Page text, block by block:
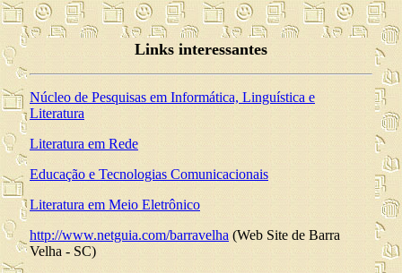
Links interessantes
Núcleo de Pesquisas em Informática, Linguística e
Literatura
Literatura em Rede
Educação e Tecnologias Comunicacionais
Literatura em Meio Eletrônico
http://www.netguia.com/barravelha (Web Site de Barra
Velha - SC)